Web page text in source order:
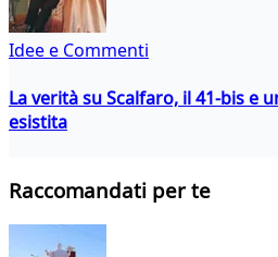
Idee e Commenti
La verità su Scalfaro, il 41-bis e
esistita
Raccomandati per te